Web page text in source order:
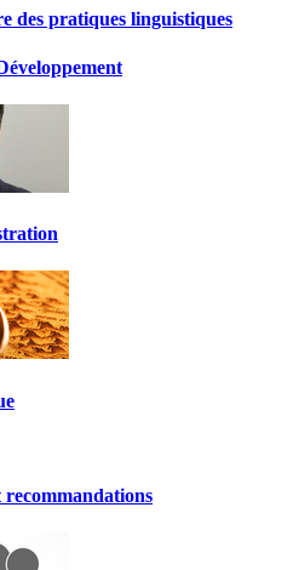
des pratiques linguistiques
recommandations